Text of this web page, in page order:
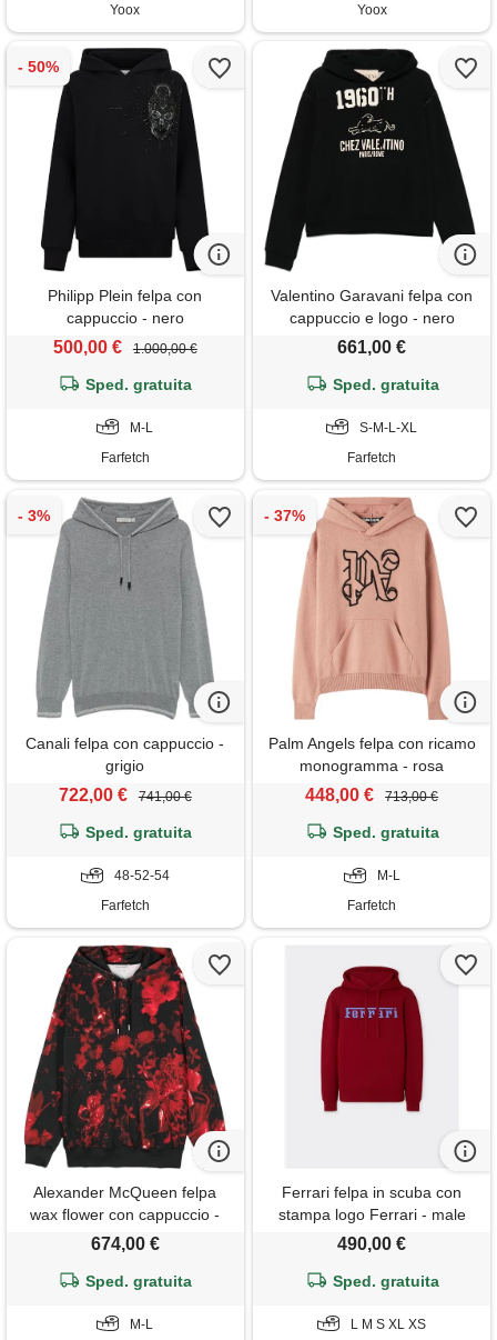
Yoox
Yoox
Philipp Plein felpa con
cappuccio - nero
500,00 € 1.000,00 €
Sped. gratuita
M-L
Farfetch
Valentino Garavani felpa con
cappuccio e logo - nero
661,00 €
Sped. gratuita
S-M-L-XL
Farfetch
Canali felpa con cappuccio -
grigio
722,00 € 741,00 €
Sped. gratuita
48-52-54
Farfetch
Palm Angels felpa con ricamo
monogramma - rosa
448,00 € 713,00 €
Sped. gratuita
M-L
Farfetch
Alexander McQueen felpa
wax flower con cappuccio -
nero
674,00 €
Sped. gratuita
M-L
Ferrari felpa in scuba con
stampa logo Ferrari - male
maglieria e felpe maison red
490,00 €
Sped. gratuita
L M S XL XS